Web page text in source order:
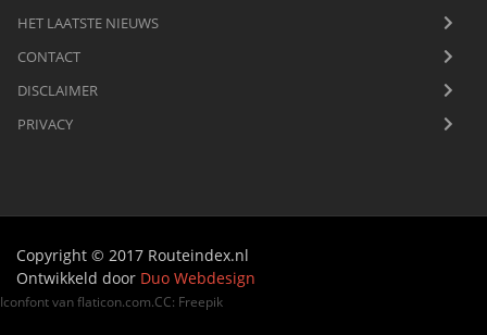
HET LAATSTE NIEUWS
CONTACT
DISCLAIMER
PRIVACY
Copyright © 2017 Routeindex.nl
Ontwikkeld door Duo Webdesign
Iconfont vanflaticon.com.CC: Freepik